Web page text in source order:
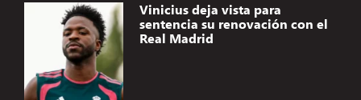
Vinicius deja vista para
sentencia su renovación con el
Real Madrid